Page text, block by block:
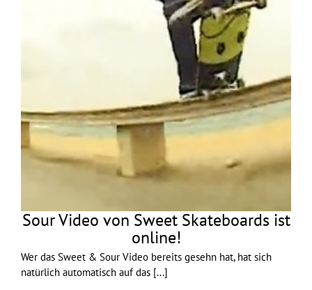
Sour Video von Sweet Skateboards ist
online!
Wer das Sweet & Sour Video bereits gesehn hat, hat sich
natürlich automatisch auf das [...]